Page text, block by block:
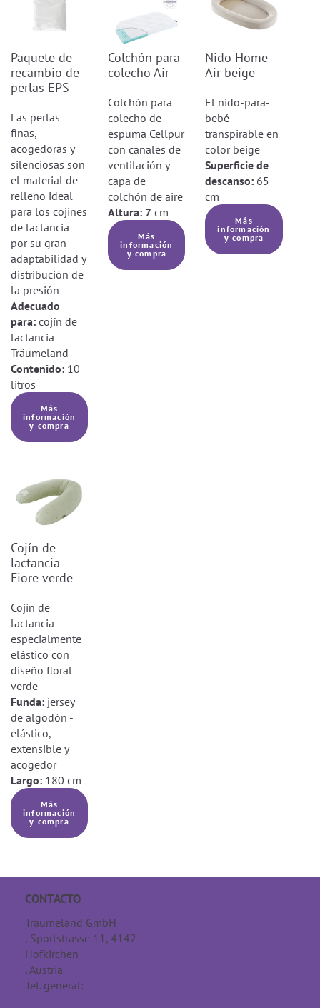
incluidas las películas, cintas y
etiquetas, para evitar lesiones o
accidentes.Antes de utilizar el producto,
retira todos los componentes del
embalaje, incluidas las películas, cintas
accidentes.
No utilizar el producto si está dañado:
No utilices el producto si alguna de sus
partes está rota, desgarrada o dañada. El
uso continuado podría causar lesiones o
poner en peligro a los niños.
Asegúrate de que la cara del niño no
está cubierta:
Asegúrate de que la cara del niño
permanece descubierta en todo
momento para no dificultar la
respiración y evitar el
productos con cierres de cremallera:
ser tragadas por los niños pequeños.
Supervisa siempre a los niños durante
su uso y asegúrate de que la cremallera
esté bien cerrada.
Utilizar bajo la supervisión de un adulto
Paquete de
recambio de
perlas EPS
Las perlas
finas,
acogedoras y
silenciosas son
el material de
relleno ideal
para los cojines
de lactancia
por su gran
adaptabilidad y
distribución de
la presión
Adecuado
para: cojín de
lactancia
Träumeland
Contenido: 10
litros
Más
información
y compra
Colchón para
colecho Air
Colchón para
colecho de
espuma Cellpur
con canales de
ventilación y
capa de
colchón de aire
Altura: 7 cm
Más
información
y compra
Nido Home
Air beige
El nido-para-
bebé
transpirable en
color beige
Superficie de
descanso: 65
cm
Más
información
y compra
Cojín de
lactancia
Fiore verde
Cojín de
lactancia
especialmente
elástico con
diseño floral
verde
Funda: jersey
de algodón -
elástico,
extensible y
acogedor
Largo: 180 cm
Más
información
y compra
CONTACTO
Träumeland GmbH
, Sportstrasse 11, 4142
Hofkirchen
, Austria
Tel. general: